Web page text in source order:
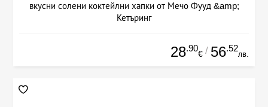
вкусни солени коктейлни хапки от Мечо Фууд &amp;
Кетъринг
28.90
€ / 56.52
лв.